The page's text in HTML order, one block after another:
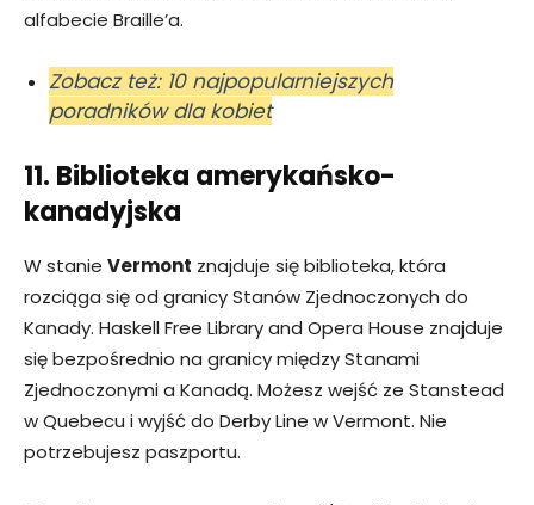
alfabecie Braille’a.
Zobacz też: 10 najpopularniejszych
poradników dla kobiet
11. Biblioteka amerykańsko-
kanadyjska
W stanie Vermont znajduje się biblioteka, która
rozciąga się od granicy Stanów Zjednoczonych do
Kanady. Haskell Free Library and Opera House znajduje
się bezpośrednio na granicy między Stanami
Zjednoczonymi a Kanadą. Możesz wejść ze Stanstead
w Quebecu i wyjść do Derby Line w Vermont. Nie
potrzebujesz paszportu.